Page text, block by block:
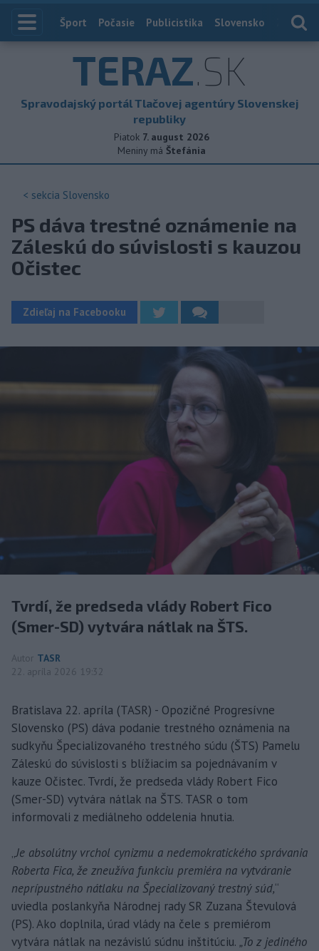
Index
Šport Počasie Publicistika Slovensko
TERAZ.SK
Spravodajský portál Tlačovej agentúry Slovenskej
republiky
Piatok 7. august 2026
Meniny má Štefánia
< sekcia Slovensko
PS dáva trestné oznámenie na
Záleskú do súvislosti s kauzou
Očistec
Zdieľaj na Facebooku
Tvrdí, že predseda vlády Robert Fico
(Smer-SD) vytvára nátlak na ŠTS.
Autor TASR
22. apríla 2026 19:32
Bratislava 22. apríla (TASR) - Opozičné Progresívne
Slovensko (PS) dáva podanie trestného oznámenia na
sudkyňu Špecializovaného trestného súdu (ŠTS) Pamelu
Záleskú do súvislosti s blížiacim sa pojednávaním v
kauze Očistec. Tvrdí, že predseda vlády Robert Fico
(Smer-SD) vytvára nátlak na ŠTS. TASR o tom
informovali z mediálneho oddelenia hnutia.
„Je absolútny vrchol cynizmu a nedemokratického správania
Roberta Fica, že zneužíva funkciu premiéra na vytváranie
neprípustného nátlaku na Špecializovaný trestný súd,“
uviedla poslankyňa Národnej rady SR Zuzana Števulová
(PS). Ako doplnila, úrad vlády na čele s premiérom
vytvára nátlak na nezávislú súdnu inštitúciu. „To z jediného